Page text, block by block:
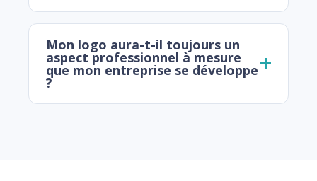
Mon logo aura-t-il toujours un
aspect professionnel à mesure
que mon entreprise se développe
?